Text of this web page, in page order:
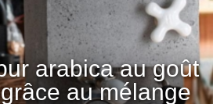
arabica au goût
au mélange